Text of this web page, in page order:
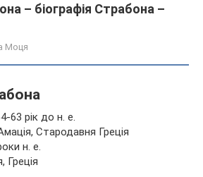
– біографія Страбона –
Моця
63 рік до н. е.
Стародавня Греція
н. е.
Греція